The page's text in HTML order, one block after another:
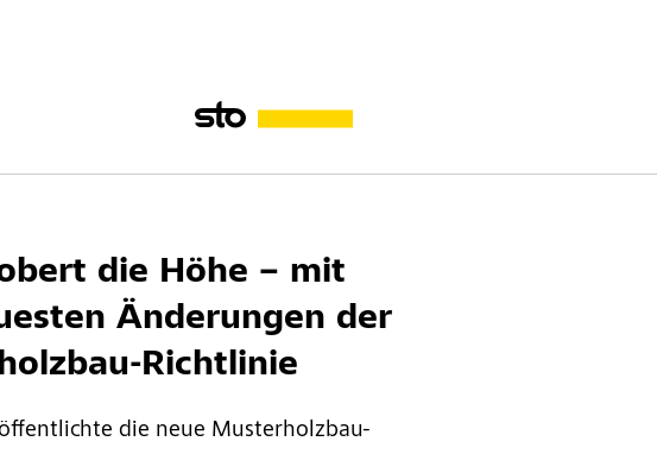
Richtlinie
die Höhe – mit
Änderungen der
Richtlinie
die neue Musterholzbau-